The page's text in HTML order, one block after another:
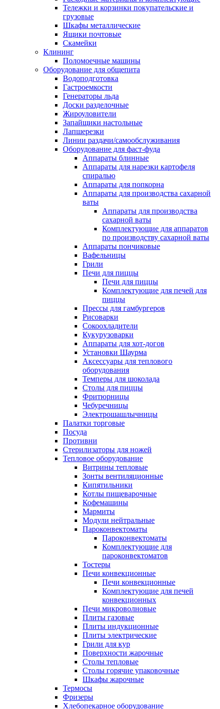
Тележки и корзинки покупательские и
грузовые
Шкафы металлические
Ящики почтовые
Скамейки
Клининг
Поломоечные машины
Оборудование для общепита
Водоподготовка
Гастроемкости
Генераторы льда
Доски разделочные
Жироуловители
Запайщики настольные
Лапшерезки
Линии раздачи/самообслуживания
Оборудование для фаст-фуда
Аппараты блинные
Аппараты для нарезки картофеля
спиралью
Аппараты для попкорна
Аппараты для производства сахарной
ваты
Аппараты для производства
сахарной ваты
Комплектующие для аппаратов
по производству сахарной ваты
Аппараты пончиковые
Вафельницы
Грили
Печи для пиццы
Печи для пиццы
Комплектующие для печей для
пиццы
Прессы для гамбургеров
Рисоварки
Сокоохладители
Кукурузоварки
Аппараты для хот-догов
Установки Шаурма
Аксессуары для теплового
оборудования
Темперы для шоколада
Столы для пиццы
Фритюрницы
Чебуречницы
Электрошашлычницы
Палатки торговые
Посуда
Противни
Стерилизаторы для ножей
Тепловое оборудование
Витрины тепловые
Зонты вентиляционные
Кипятильники
Котлы пищеварочные
Кофемашины
Мармиты
Модули нейтральные
Пароконвектоматы
Пароконвектоматы
Комплектующие для
пароконвектоматов
Тостеры
Печи конвекционные
Печи конвекционные
Комплектующие для печей
конвекционных
Печи микроволновые
Плиты газовые
Плиты индукционные
Плиты электрические
Грили для кур
Поверхности жарочные
Столы тепловые
Столы горячие упаковочные
Шкафы жарочные
Термосы
Фризеры
Хлебопекарное оборудование